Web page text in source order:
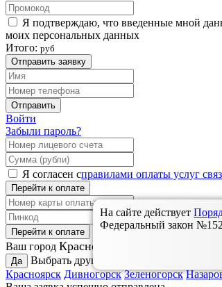
Я подтверждаю, что введенные мной
моих персональных данных
Итого: руб
Отправить заявку
Отправить
Войти
Забыли пароль?
Я согласен справилами оплаты услуг
Перейти к оплате
Перейти к оплате
Ваш город Красноярск?
Да
Выбрать другой:
Красноярск Дивногорск Зеленогорск
На сайте действует
Федеральный закон